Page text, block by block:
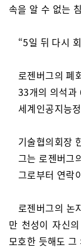
속을 알 수 없는
“5일 뒤 다시
로젠버그의 폐
33개의 의석과
세계인공지능
기술협의회장
그는 로젠버그
그로부터 연락
로젠버그의 논
만 천성이 자신
모호한 듯해도